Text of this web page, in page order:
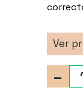
Ver
-